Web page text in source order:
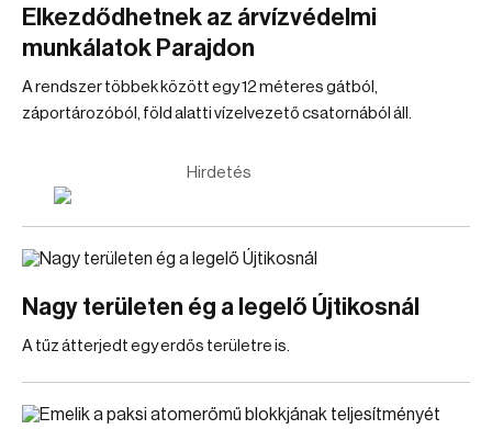
Elkezdődhetnek az árvízvédelmi
munkálatok Parajdon
A rendszer többek között egy 12 méteres gátból,
záportározóból, föld alatti vízelvezető csatornából áll.
Hirdetés
Nagy területen ég a legelő Újtikosnál
A tűz átterjedt egy erdős területre is.